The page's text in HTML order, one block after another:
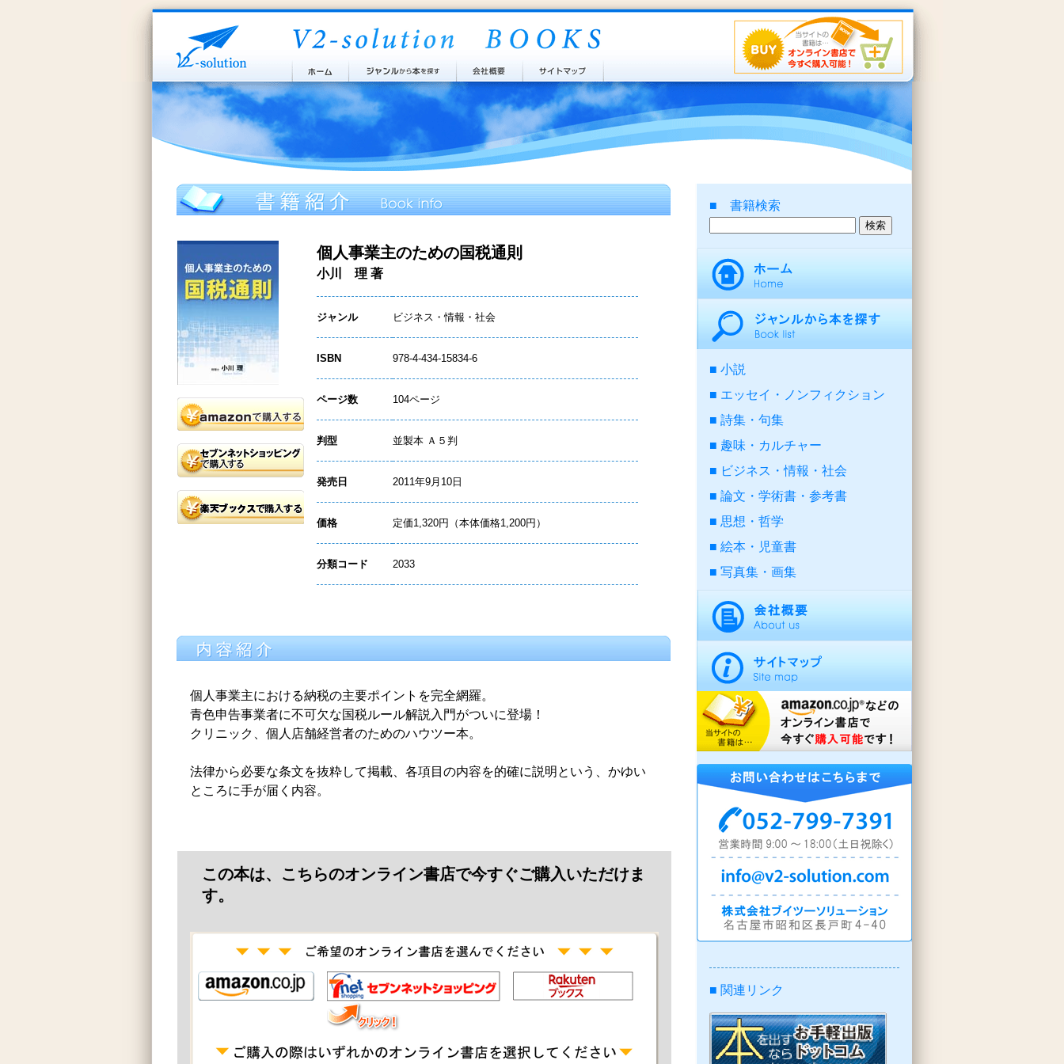
個人事業主のための国税通則
小川 理 著
ジャンル ビジネス・情報・社会
ISBN 978-4-434-15834-6
ページ数 104ページ
判型 並製本 Ａ５判
発売日 2011年9月10日
価格 定価1,320円（本体価格1,200円）
分類コード 2033
個人事業主における納税の主要ポイントを完全網羅。
青色申告事業者に不可欠な国税ルール解説入門がついに登場！
クリニック、個人店舗経営者のためのハウツー本。
法律から必要な条文を抜粋して掲載、各項目の内容を的確に説明という、かゆい
ところに手が届く内容。
この本は、こちらのオンライン書店で今すぐご購入いただけま
す。
■ 書籍検索
小説
エッセイ・ノンフィクション
詩集・句集
趣味・カルチャー
ビジネス・情報・社会
論文・学術書・参考書
思想・哲学
絵本・児童書
写真集・画集
■ 関連リンク